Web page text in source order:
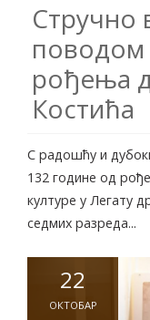
Стручно
поводом
рођења
Костића
С радошћу и
132 године од
културе у Легату
седмих разреда...
22
ОКТОБАР